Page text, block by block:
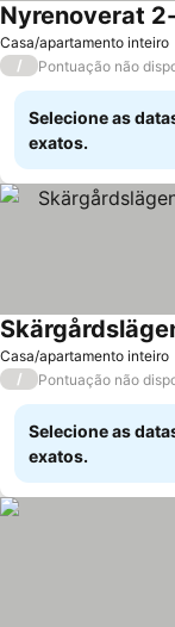
Casa/apartamento inteiro
Nyrenoverat
/ Pontuação não
Selecione as
exatos.
Casa/apartamento inteiro
/ Pontuação não
Selecione as
exatos.